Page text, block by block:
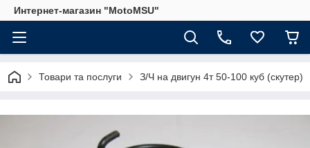
Интернет-магазин "MotoMSU"
Товари та послуги З/Ч на двигун 4т 50-100 куб (скутер)